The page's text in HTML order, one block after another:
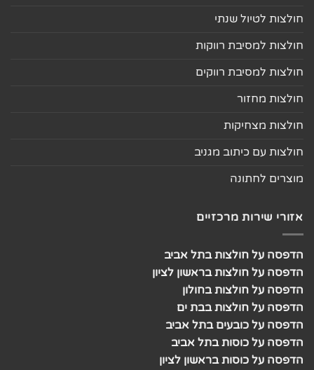
חולצות לטיול שנתי
חולצות למסיבת רווקות
חולצות למסיבת רווקים
חולצות מחזור
חולצות מצחיקות
חולצות עם כיתוב מגניב
מוצרים לחתונה
אזורי שירות מרכזיים
הדפסה על חולצות בתל אביב
הדפסה על חולצות בראשון לציון
הדפסה על חולצות בחולון
הדפסה על חולצות בבת ים
הדפסה על כובעים בתל אביב
הדפסה על כוסות בתל אביב
הדפסה על כוסות בראשון לציון